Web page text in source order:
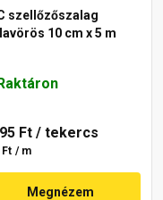
szellőzőszalag
10 cm x 5 m
Ft / tekercs
/ m
Megnézem